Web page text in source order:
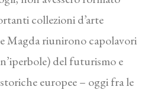
collezioni d’arte
Magda riunirono capolavori
del futurismo e
europee – oggi fra le